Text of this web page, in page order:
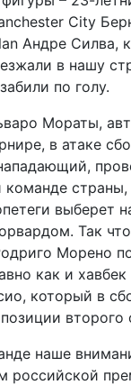
City
Андре Силва,
в нашу
по голу.
Мораты,
в атаке
команде
выберет
Так
Морено
как и
который в
второго
наше
российской